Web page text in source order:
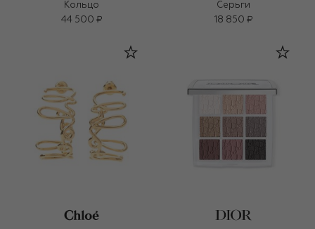
Кольцо
44 500 ₽
Серьги
18 850 ₽